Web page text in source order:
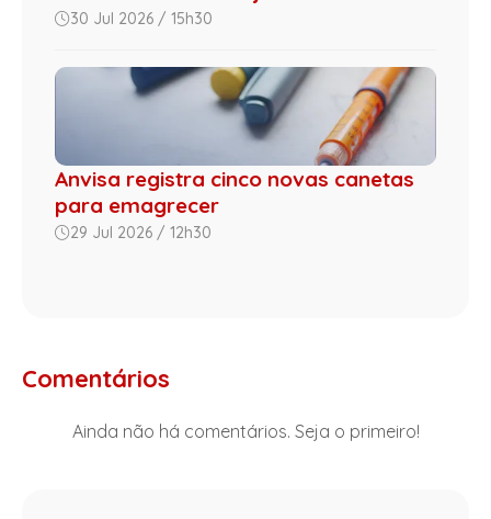
30 Jul 2026 / 15h30
Anvisa registra cinco novas canetas
para emagrecer
29 Jul 2026 / 12h30
Comentários
Ainda não há comentários. Seja o primeiro!